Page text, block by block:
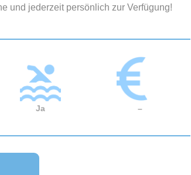
und jederzeit persönlich zur Verfügung!
Ja –